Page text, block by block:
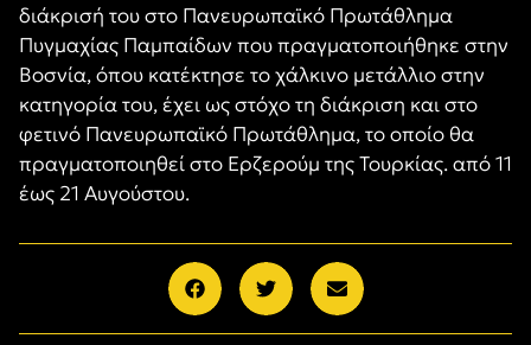
διάκρισή του στο Πανευρωπαϊκό Πρωτάθλημα
Πυγμαχίας Παμπαίδων που πραγματοποιήθηκε στην
Βοσνία, όπου κατέκτησε το χάλκινο μετάλλιο στην
κατηγορία του, έχει ως στόχο τη διάκριση και στο
φετινό Πανευρωπαϊκό Πρωτάθλημα, το οποίο θα
πραγματοποιηθεί στο Ερζερούμ της Τουρκίας. από 11
έως 21 Αυγούστου.